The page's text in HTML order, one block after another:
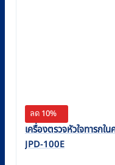
ลด 10%
เครื่องตรวจหัวใจทารก
JPD-100E